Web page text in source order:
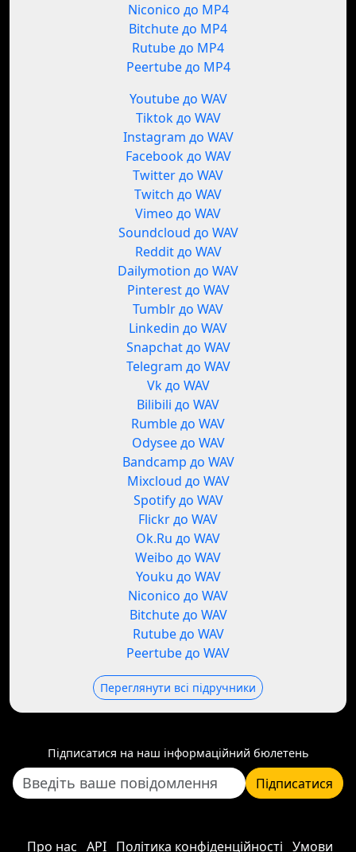
Niconico до MP4
Bitchute до MP4
Rutube до MP4
Peertube до MP4
Youtube до WAV
Tiktok до WAV
Instagram до WAV
Facebook до WAV
Twitter до WAV
Twitch до WAV
Vimeo до WAV
Soundcloud до WAV
Reddit до WAV
Dailymotion до WAV
Pinterest до WAV
Tumblr до WAV
Linkedin до WAV
Snapchat до WAV
Telegram до WAV
Vk до WAV
Bilibili до WAV
Rumble до WAV
Odysee до WAV
Bandcamp до WAV
Mixcloud до WAV
Spotify до WAV
Flickr до WAV
Ok.Ru до WAV
Weibo до WAV
Youku до WAV
Niconico до WAV
Bitchute до WAV
Rutube до WAV
Peertube до WAV
Переглянути всі підручники
Підписатися на наш інформаційний бюлетень
Підписатися
Про нас API Політика конфіденційності Умови